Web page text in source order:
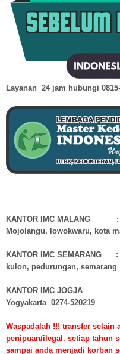
Layanan 24 jam hubungi
KANTOR IMC MALANG :
Mojolangu, lowokwaru, kota
KANTOR IMC SEMARANG
kulon, pedurungan, semarang
KANTOR IMC JOGJA : jl
Yogyakarta 0274-520219
Waspadalah !!! transfer selain
penipuan/ilegal. setiap tahun
sampai anda menjadi korban